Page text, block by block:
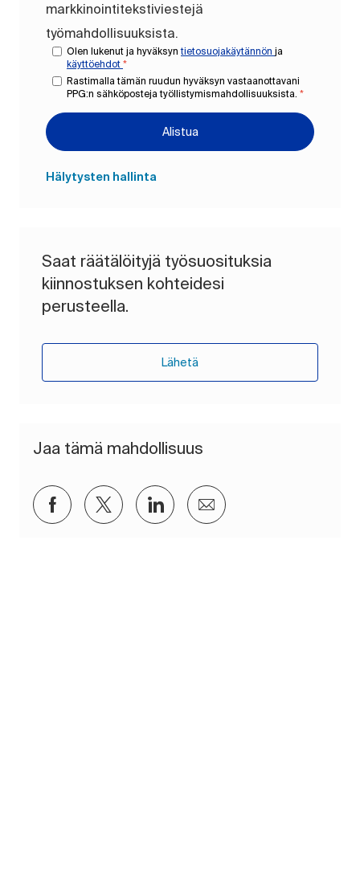
markkinointitekstiviestejä
työmahdollisuuksista.
Olen lukenut ja hyväksyntietosuojakäytännön ja
käyttöehdot *
Rastimalla tämän ruudun hyväksyn vastaanottavani
PPG:n sähköposteja työllistymismahdollisuuksista. *
Alistua
Hälytysten hallinta
Saat räätälöityjä työsuosituksia
kiinnostuksen kohteidesi
perusteella.
Lähetä
Jaa tämä mahdollisuus
Jaa Facebookin kautta
Jaa Twitterissä
Jaa LinkedInin kautta
Jaa sähköpostitse